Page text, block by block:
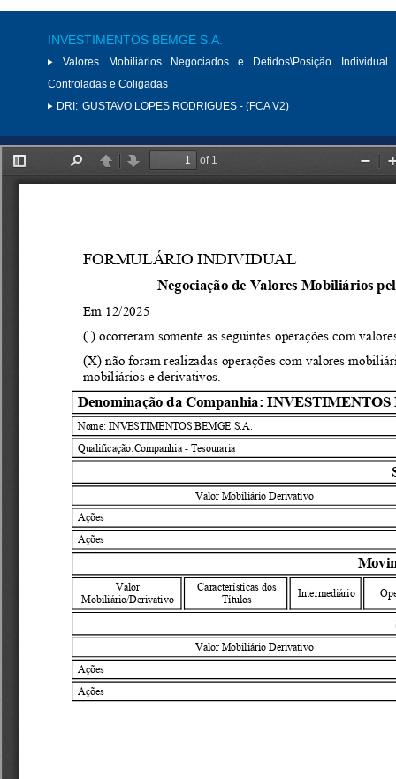
INVESTIMENTOS BEMGE S.A.
Valores Mobiliários Negociados e Detidos\Posição
Controladas e Coligadas
DRI: GUSTAVO LOPES RODRIGUES - (FCA V2)